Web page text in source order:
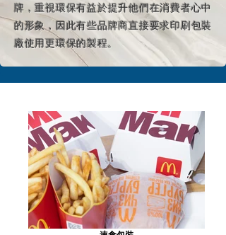
牌，重視環保有益於提升他們在消費者心中
的形象，因此有些品牌商直接要求印刷包裝
廠使用更環保的製程。